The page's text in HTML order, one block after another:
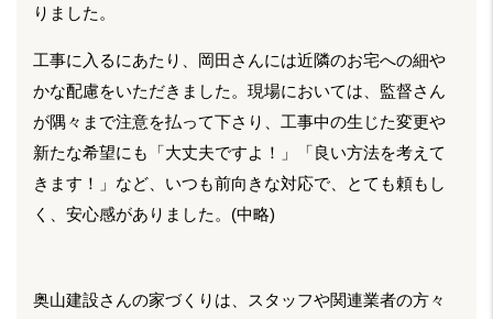
りました。
工事に入るにあたり、岡田さんには近隣のお宅への細や
かな配慮をいただきました。現場においては、監督さん
が隅々まで注意を払って下さり、工事中の生じた変更や
新たな希望にも「大丈夫ですよ！」「良い方法を考えて
きます！」など、いつも前向きな対応で、とても頼もし
く、安心感がありました。(中略)
奥山建設さんの家づくりは、スタッフや関連業者の方々